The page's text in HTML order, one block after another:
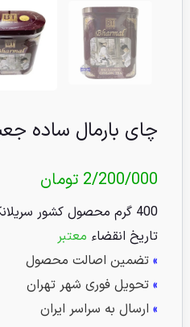
چای بارمال ساده
2/200/000 تومان
400 گرم محصول کشور سریلانکا
تاریخ انقضاء معتبر
» تضمین اصالت محصول
» تحویل فوری شهر تهران
» ارسال به سراسر ایران